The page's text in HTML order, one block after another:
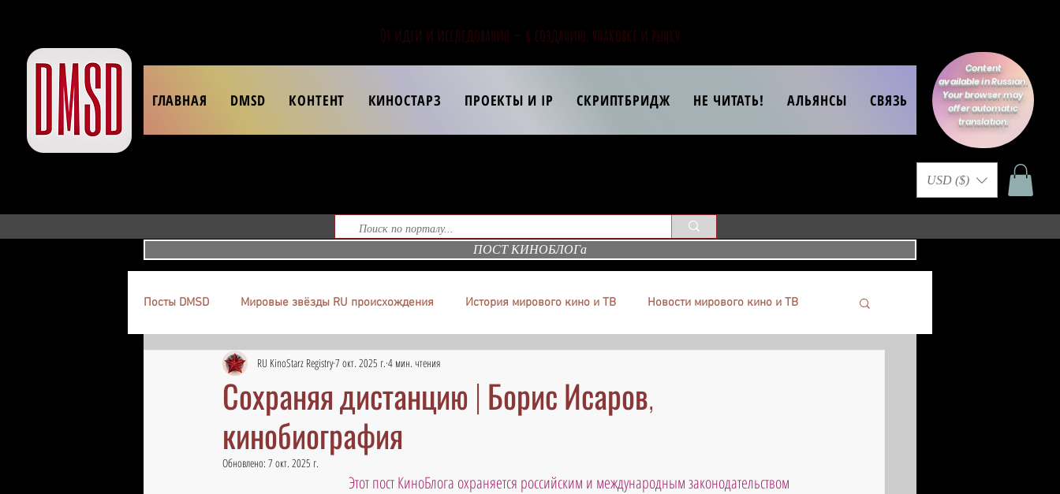
От идеи и исследования — к созданию, упаковке и рынку
ГЛАВНАЯ DMSD КОНТЕНТ КИНОСТАРЗ ПРОЕКТЫ И IP СКРИПТБРИДЖ НЕ ЧИТАТЬ! АЛЬЯНСЫ СВЯЗЬ
Content
available in Russian.
Your browser may
offer automatic
translation.
USD ($)
ПОСТ КИНОБЛОГа
Посты DMSD Мировые звёзды RU происхождения История мирового кино и ТВ Новости мирового кино и ТВ
Сохраняя дистанцию | Борис Исаров,
кинобиография
RU KinoStarz Registry7 окт. 2025 г. 4 мин. чтения
Обновлено: 7 окт. 2025 г.
Этот пост КиноБлога охраняется российским и международным законодательством